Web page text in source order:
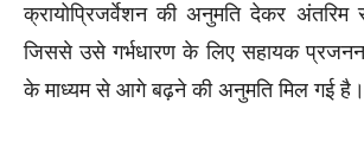
क्रायोप्रिजर्वेशन की अनुमति देकर अंतरिम
जिससे उसे गर्भधारण के लिए सहायक
के माध्यम से आगे बढ़ने की अनुमति मिल गई है।